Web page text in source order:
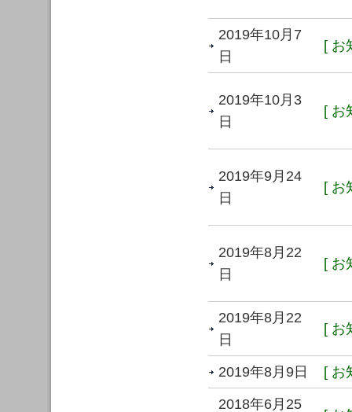
2019年10月7
日
[ お
2019年10月3
日
[ お
2019年9月24
日
[ お
2019年8月22
日
[ お
2019年8月22
日
[ お
2019年8月9日 [ お
2018年6月25